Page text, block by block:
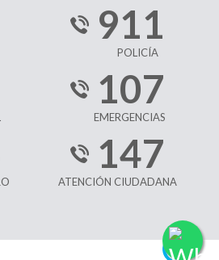
911
POLICÍA
107
EMERGENCIAS
147
ATENCIÓN CIUDADANA